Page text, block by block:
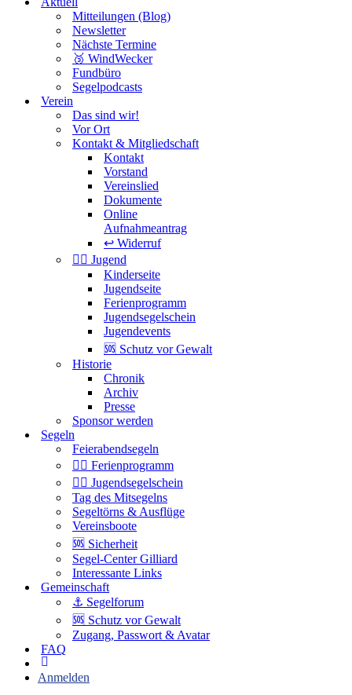
Mitteilungen (Blog)
Newsletter
Nächste Termine
🥉 WindWecker
Fundbüro
Segelpodcasts
Verein
Das sind wir!
Vor Ort
Kontakt & Mitgliedschaft
Kontakt
Vorstand
Vereinslied
Dokumente
Online
Aufnahmeantrag
↩️ Widerruf
Jugend
Kinderseite
Jugendseite
Ferienprogramm
Jugendsegelschein
Jugendevents
🆘 Schutz vor Gewalt
Historie
Chronik
Archiv
Presse
Sponsor werden
Segeln
Feierabendsegeln
Ferienprogramm
Jugendsegelschein
Tag des Mitsegelns
Segeltörns & Ausflüge
Vereinsboote
🆘 Sicherheit
Segel-Center Gilliard
Interessante Links
Gemeinschaft
⚓️ Segelforum
🆘 Schutz vor Gewalt
Zugang, Passwort & Avatar
FAQ
Anmelden